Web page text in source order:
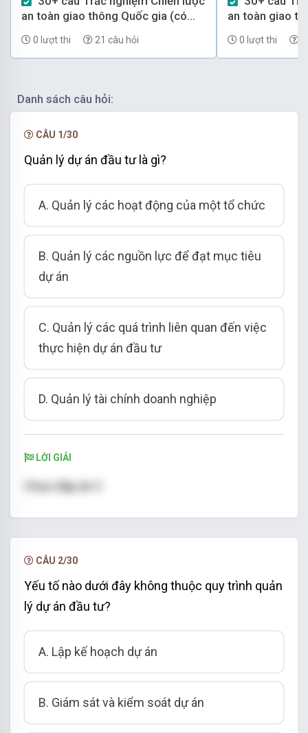
Chọn đáp án C
an toàn giao thông Quốc gia (có
0 lượt thi 21 câu hỏi
an toàn giao
0 lượt thi
Danh sách câu hỏi:
CÂU 1/30
Quản lý dự án đầu tư là gì?
A. Quản lý các hoạt động của một tổ chức
B. Quản lý các nguồn lực để đạt mục tiêu
dự án
C. Quản lý các quá trình liên quan đến việc
thực hiện dự án đầu tư
D. Quản lý tài chính doanh nghiệp
LỜI GIẢI
Chọn đáp án C
CÂU 2/30
Yếu tố nào dưới đây không thuộc quy trình quản
lý dự án đầu tư?
A. Lập kế hoạch dự án
B. Giám sát và kiểm soát dự án